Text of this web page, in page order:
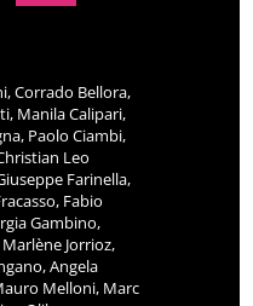
Corrado Bellora,
Manila Calipari,
Paolo Ciambi,
Leo
Farinella,
Fabio
Gambino,
Jorrioz,
Angela
Melloni, Marc